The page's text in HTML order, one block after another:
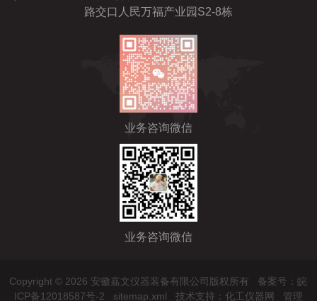
路交口人民万福产业园S2-8栋
业务咨询微信
业务咨询微信
Copyright © 2026 安徽嘉文仪器装备有限公司版权所有 备案号：皖
ICP备12018587号-2
sitemap.xml 技术支持： 化工仪器网 管理